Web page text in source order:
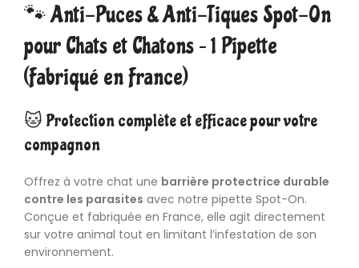
🐾 Anti-Puces & Anti-Tiques Spot-On
pour Chats et Chatons – 1 Pipette
(Fabriqué en France)
🐱 Protection complète et efficace pour votre
compagnon
Offrez à votre chat une barrière protectrice durable
contre les parasites avec notre pipette Spot-On.
Conçue et fabriquée en France, elle agit directement
sur votre animal tout en limitant l’infestation de son
environnement.